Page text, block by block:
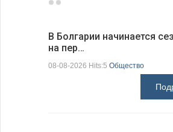
В Болгарии начинается
на пер…
08-08-2026 Hits:5 Общество